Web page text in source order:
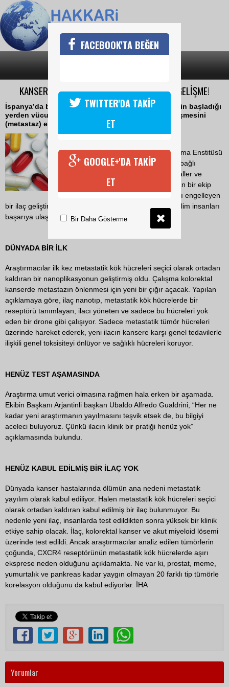
KANSER TEDAVİSİNDE DEVRİM NİTELİĞİNDE GELİŞME!
İspanya’da bir grup bilim insanı, kanser hücrelerinin başladığı
yerden vücudun başka bölgelerine yayılarak yerleşmesini
(metastaz) engelleyen bir ilaç geliştirdi.
SantPau Biyomedikal Araştırma Enstitüsü
ile Barselona Üniversitesi’ne bağlı
biyomühendislik, biyomateryaller ve
nanotıp uzmanlarından oluşan bir ekip
kanser hücresinin yayılmasını engelleyen
bir ilaç geliştirdiler. İlacı kobay hayvanlarda deneyen bilim insanları
başarıya ulaştı.
DÜNYADA BİR İLK
Araştırmacılar ilk kez metastatik kök hücreleri seçici olarak ortadan
kaldıran bir nanoplikasyonun geliştirmiş oldu. Çalışma kolorektal
kanserde metastazın önlenmesi için yeni bir çığır açacak. Yapılan
açıklamaya göre, ilaç nanotıp, metastatik kök hücrelerde bir
reseptörü tanımlayan, ilacı yöneten ve sadece bu hücreleri yok
eden bir drone gibi çalışıyor. Sadece metastatik tümör hücreleri
üzerinde hareket ederek, yeni ilacın kansere karşı genel tedavilerle
ilişkili genel toksisiteyi önlüyor ve sağlıklı hücreleri koruyor.
HENÜZ TEST AŞAMASINDA
Araştırma umut verici olmasına rağmen hala erken bir aşamada.
Ekibin Başkanı Arjantinli başkan Ubaldo Alfredo Gualdrini, “Her ne
kadar yeni araştırmanın yayılmasını teşvik etsek de, bu bilgiyi
aceleci buluyoruz. Çünkü ilacın klinik bir pratiği henüz yok”
açıklamasında bulundu.
HENÜZ KABUL EDİLMİŞ BİR İLAÇ YOK
Dünyada kanser hastalarında ölümün ana nedeni metastatik
yayılım olarak kabul ediliyor. Halen metastatik kök hücreleri seçici
olarak ortadan kaldıran kabul edilmiş bir ilaç bulunmuyor. Bu
nedenle yeni ilaç, insanlarda test edildikten sonra yüksek bir klinik
etkiye sahip olacak. İlaç, kolorektal kanser ve akut miyeloid lösemi
üzerinde test edildi. Ancak araştırmacılar analiz edilen tümörlerin
çoğunda, CXCR4 reseptörünün metastatik kök hücrelerde aşırı
eksprese neden olduğunu açıklamakta. Ne var ki, prostat, meme,
yumurtalık ve pankreas kadar yaygın olmayan 20 farklı tip tümörle
korelasyon olduğunu da kabul ediyorlar. İHA
Yorumlar
FACEBOOK'TA BEĞEN
TWITTER'DA TAKİP
ET
GOOGLE+'DA TAKİP
ET
Bir Daha Gösterme